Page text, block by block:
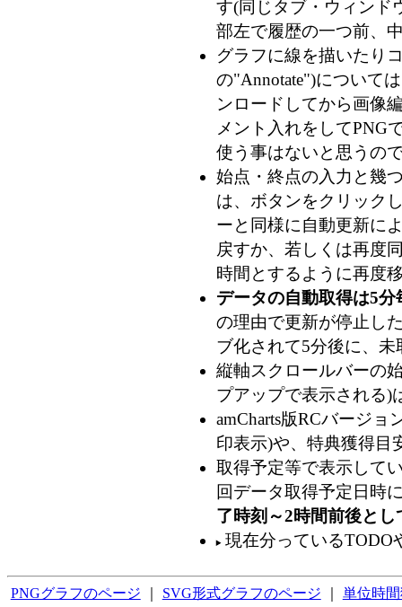
す(同じタブ・ウィンド
部左で履歴の一つ前、
グラフに線を描いたり
の"Annotate")について
ンロードしてから画像
メント入れをしてPNG
使う事はないと思うの
始点・終点の入力と幾
は、ボタンをクリック
ーと同様に自動更新に
戻すか、若しくは再度
時間とするように再度
データの自動取得は5分
の理由で更新が停止し
ブ化されて5分後に、
縦軸スクロールバーの
プアップで表示される)
amCharts版RCバージ
印表示)や、特典獲得目
取得予定等で表示して
回データ取得予定日時
了時刻～2時間前後と
現在分っているTODO
PNGグラフのページ SVG形式グラフのページ 単位時間